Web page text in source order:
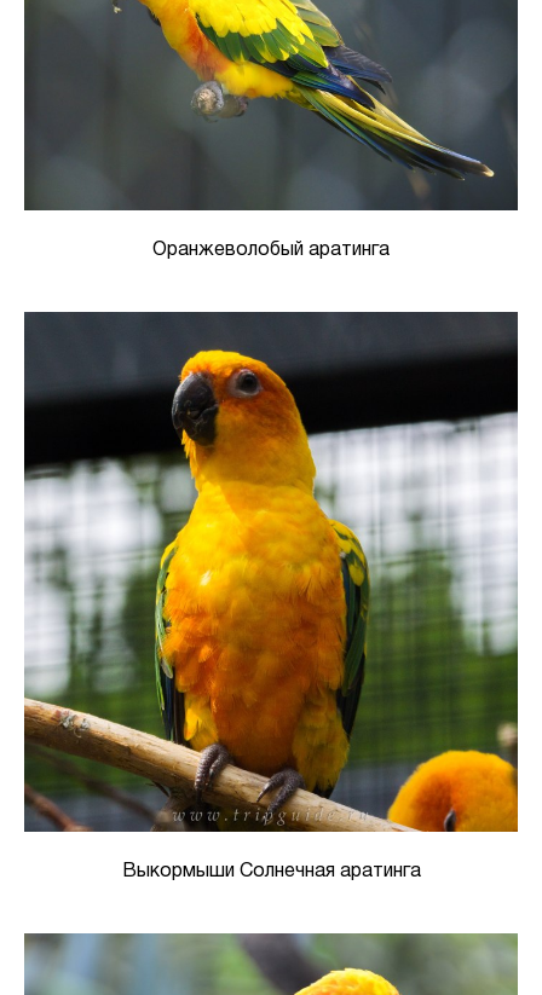
Оранжеволобый аратинга
Выкормыши Солнечная аратинга